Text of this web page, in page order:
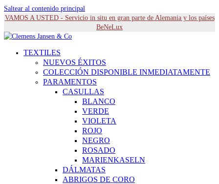
Saltear al contenido principal
VAMOS A USTED - Servicio in situ en gran parte de Alemania y los países
BeNeLux
TEXTILES
NUEVOS ÉXITOS
COLECCIÓN DISPONIBLE INMEDIATAMENTE
PARAMENTOS
CASULLAS
BLANCO
VERDE
VIOLETA
ROJO
NEGRO
ROSADO
MARIENKASELN
DÁLMATAS
ABRIGOS DE CORO